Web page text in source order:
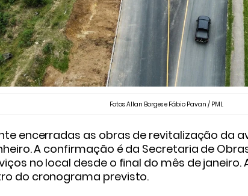
Fotos: Allan Borges e Fábio Pavan / PML
encerradas as obras de revitalização da
A confirmação é da Secretaria de
no local desde o final do mês de
do cronograma previsto.